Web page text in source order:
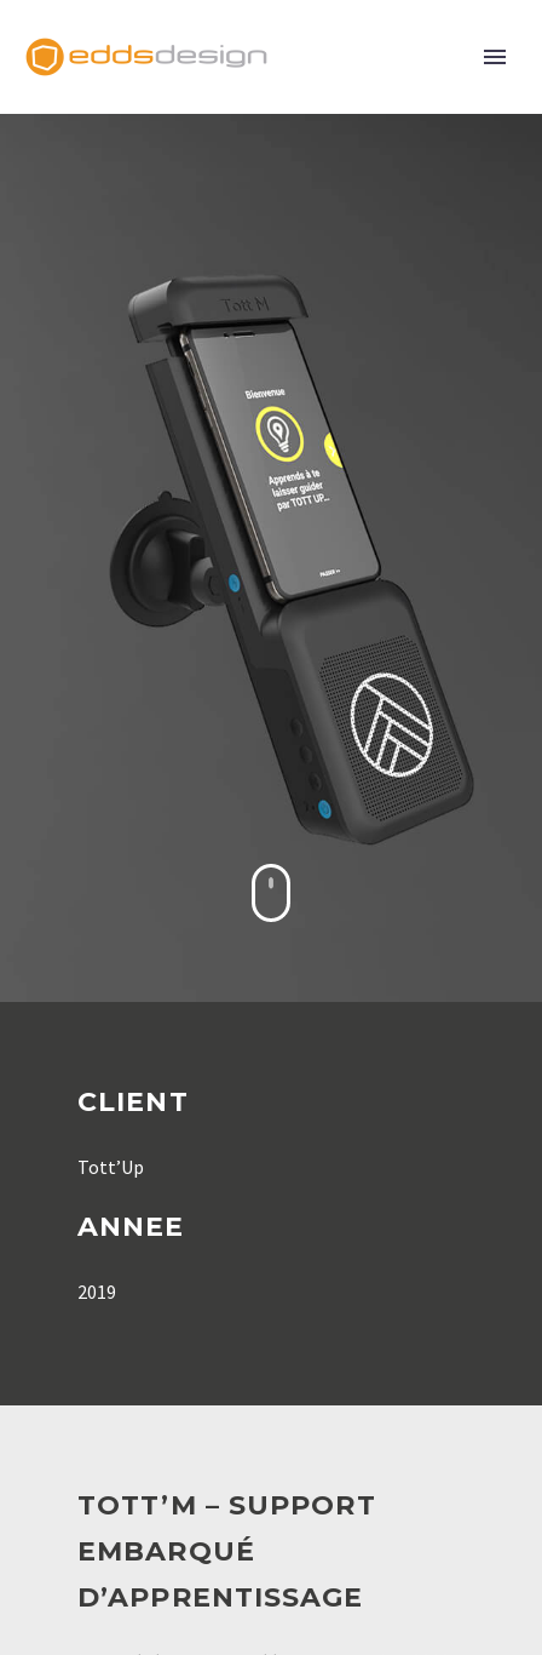
CLIENT
Tott’Up
ANNEE
2019
TOTT’M – SUPPORT
EMBARQUÉ
D’APPRENTISSAGE